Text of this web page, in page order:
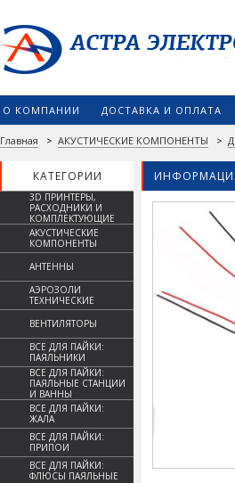
О КОМПАНИИ ДОСТАВКА И ОПЛАТА
Главная > АКУСТИЧЕСКИЕ КОМПОНЕНТЫ >
КАТЕГОРИИ
3D ПРИНТЕРЫ,
РАСХОДНИКИ И
КОМПЛЕКТУЮЩИЕ
АКУСТИЧЕСКИЕ
КОМПОНЕНТЫ
АНТЕННЫ
АЭРОЗОЛИ
ТЕХНИЧЕСКИЕ
ВЕНТИЛЯТОРЫ
ВСЕ ДЛЯ ПАЙКИ:
ПАЯЛЬНИКИ
ВСЕ ДЛЯ ПАЙКИ:
ПАЯЛЬНЫЕ СТАНЦИИ
И ВАННЫ
ВСЕ ДЛЯ ПАЙКИ:
ЖАЛА
ВСЕ ДЛЯ ПАЙКИ:
ПРИПОИ
ВСЕ ДЛЯ ПАЙКИ:
ФЛЮСЫ ПАЯЛЬНЫЕ